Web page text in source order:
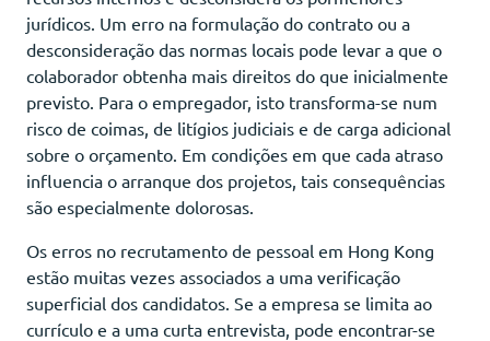
jurídicos. Um erro na formulação do contrato ou a
desconsideração das normas locais pode levar a que o
colaborador obtenha mais direitos do que inicialmente
previsto. Para o empregador, isto transforma-se num
risco de coimas, de litígios judiciais e de carga adicional
sobre o orçamento. Em condições em que cada atraso
influencia o arranque dos projetos, tais consequências
são especialmente dolorosas.
Os erros no recrutamento de pessoal em Hong Kong
estão muitas vezes associados a uma verificação
superficial dos candidatos. Se a empresa se limita ao
currículo e a uma curta entrevista, pode encontrar-se